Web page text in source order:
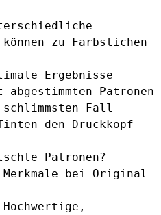
zu Farbstichen
Ergebnisse
Patronen
Fall
den Druckkopf
Patronen?
bei Original